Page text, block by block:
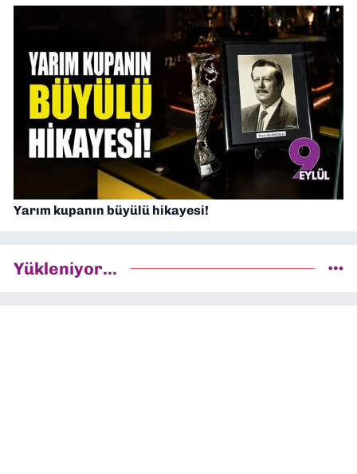
Yarım kupanın büyülü hikayesi!
Yükleniyor...